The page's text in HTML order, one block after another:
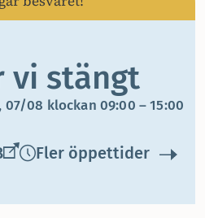
vi stängt
08 klockan 09:00 – 15:00
Fler öppettider